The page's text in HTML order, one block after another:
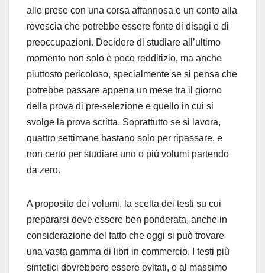
alle prese con una corsa affannosa e un conto alla
rovescia che potrebbe essere fonte di disagi e di
preoccupazioni. Decidere di studiare all’ultimo
momento non solo è poco redditizio, ma anche
piuttosto pericoloso, specialmente se si pensa che
potrebbe passare appena un mese tra il giorno
della prova di pre-selezione e quello in cui si
svolge la prova scritta. Soprattutto se si lavora,
quattro settimane bastano solo per ripassare, e
non certo per studiare uno o più volumi partendo
da zero.
A proposito dei volumi, la scelta dei testi su cui
prepararsi deve essere ben ponderata, anche in
considerazione del fatto che oggi si può trovare
una vasta gamma di libri in commercio. I testi più
sintetici dovrebbero essere evitati, o al massimo